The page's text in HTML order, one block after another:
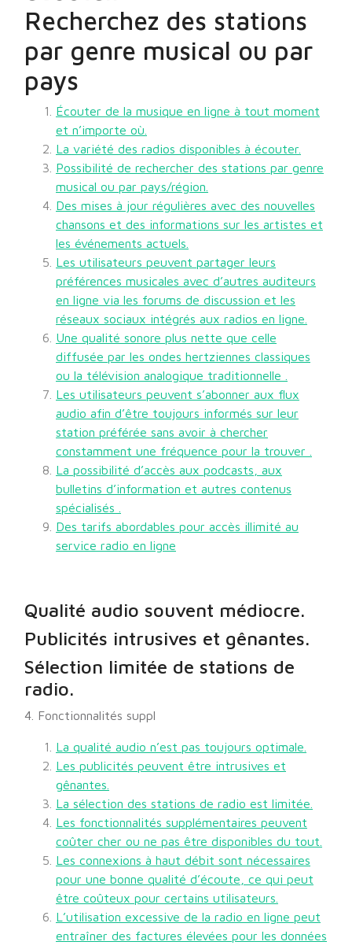
Recherchez des stations
par genre musical ou par
pays
Écouter de la musique en ligne à tout moment
et n’importe où.
La variété des radios disponibles à écouter.
Possibilité de rechercher des stations par genre
musical ou par pays/région.
Des mises à jour régulières avec des nouvelles
chansons et des informations sur les artistes et
les événements actuels.
Les utilisateurs peuvent partager leurs
préférences musicales avec d’autres auditeurs
en ligne via les forums de discussion et les
réseaux sociaux intégrés aux radios en ligne.
Une qualité sonore plus nette que celle
diffusée par les ondes hertziennes classiques
ou la télévision analogique traditionnelle .
Les utilisateurs peuvent s’abonner aux flux
audio afin d’être toujours informés sur leur
station préférée sans avoir à chercher
constamment une fréquence pour la trouver .
La possibilité d’accès aux podcasts, aux
bulletins d’information et autres contenus
spécialisés .
Des tarifs abordables pour accès illimité au
service radio en ligne
Qualité audio souvent médiocre.
Publicités intrusives et gênantes.
Sélection limitée de stations de
radio.
4. Fonctionnalités suppl
La qualité audio n’est pas toujours optimale.
Les publicités peuvent être intrusives et
gênantes.
La sélection des stations de radio est limitée.
Les fonctionnalités supplémentaires peuvent
coûter cher ou ne pas être disponibles du tout.
Les connexions à haut débit sont nécessaires
pour une bonne qualité d’écoute, ce qui peut
être coûteux pour certains utilisateurs.
L’utilisation excessive de la radio en ligne peut
entraîner des factures élevées pour les données